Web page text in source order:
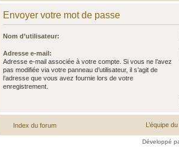
Envoyer votre mot de passe
Nom d’utilisateur:
Adresse e-mail:
Adresse e-mail associée à votre compte. Si vous ne l’avez
pas modifiée via votre panneau d’utilisateur, il s’agit de
l’adresse que vous avez fournie lors de votre
enregistrement.
Index du forum L’équipe
Développé